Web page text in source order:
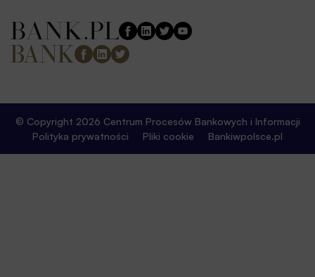
© Copyright 2026 Centrum Procesów Bankowych i Informacji
Polityka prywatności
Pliki cookie Bankiwpolsce.pl